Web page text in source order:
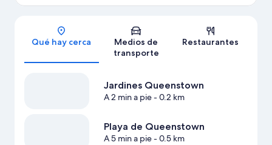
Sección del mapa
Qué hay cerca
Medios de
transporte
Restaurantes
Jardines Queenstown
A 2 min a pie- 0.2 km
Playa de Queenstown
A 5 min a pie- 0.5 km